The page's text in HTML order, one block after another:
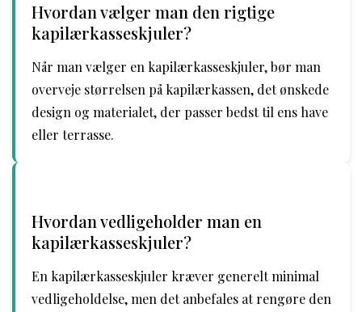
Hvordan vælger man den rigtige
kapilærkasseskjuler?
Når man vælger en kapilærkasseskjuler, bør man
overveje størrelsen på kapilærkassen, det ønskede
design og materialet, der passer bedst til ens have
eller terrasse.
Hvordan vedligeholder man en
kapilærkasseskjuler?
En kapilærkasseskjuler kræver generelt minimal
vedligeholdelse, men det anbefales at rengøre den